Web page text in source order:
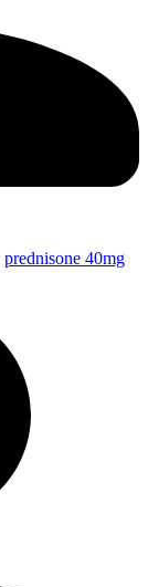
prednisone 40mg